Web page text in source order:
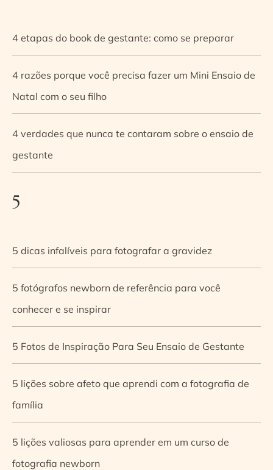
4 etapas do book de gestante: como se preparar
4 razões porque você precisa fazer um Mini Ensaio de
Natal com o seu filho
4 verdades que nunca te contaram sobre o ensaio de
gestante
5
5 dicas infalíveis para fotografar a gravidez
5 fotógrafos newborn de referência para você
conhecer e se inspirar
5 Fotos de Inspiração Para Seu Ensaio de Gestante
5 lições sobre afeto que aprendi com a fotografia de
família
5 lições valiosas para aprender em um curso de
fotografia newborn